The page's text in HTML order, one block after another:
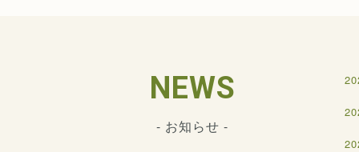
NEWS
- お知らせ -